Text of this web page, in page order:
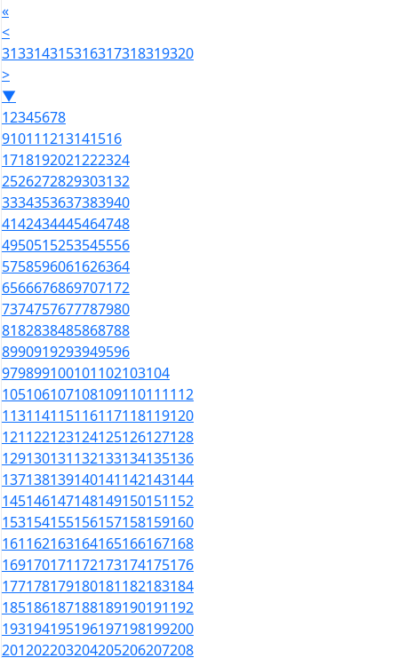
«
<
313314315316317318319320
>
▼
12345678
910111213141516
1718192021222324
2526272829303132
3334353637383940
4142434445464748
4950515253545556
5758596061626364
6566676869707172
7374757677787980
8182838485868788
8990919293949596
979899100101102103104
105106107108109110111112
113114115116117118119120
121122123124125126127128
129130131132133134135136
137138139140141142143144
145146147148149150151152
153154155156157158159160
161162163164165166167168
169170171172173174175176
177178179180181182183184
185186187188189190191192
193194195196197198199200
201202203204205206207208